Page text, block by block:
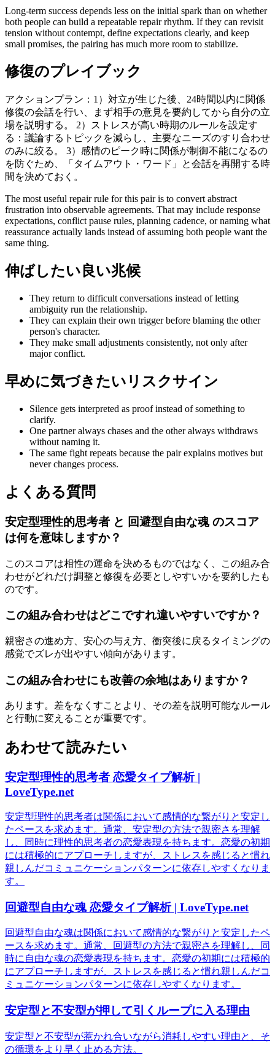
Long-term success depends less on the initial spark than on whether
both people can build a repeatable repair rhythm. If they can revisit
tension without contempt, define expectations clearly, and keep
small promises, the pairing has much more room to stabilize.
修復のプレイブック
アクションプラン：1）対立が生じた後、24時間以内に関係
修復の会話を行い、まず相手の意見を要約してから自分の立
場を説明する。 2）ストレスが高い時期のルールを設定す
る：議論するトピックを減らし、主要なニーズのすり合わせ
のみに絞る。 3）感情のピーク時に関係が制御不能になるの
を防ぐため、「タイムアウト・ワード」と会話を再開する時
間を決めておく。
The most useful repair rule for this pair is to convert abstract
frustration into observable agreements. That may include response
expectations, conflict pause rules, planning cadence, or naming what
reassurance actually lands instead of assuming both people want the
same thing.
伸ばしたい良い兆候
They return to difficult conversations instead of letting
ambiguity run the relationship.
They can explain their own trigger before blaming the other
person's character.
They make small adjustments consistently, not only after
major conflict.
早めに気づきたいリスクサイン
Silence gets interpreted as proof instead of something to
clarify.
One partner always chases and the other always withdraws
without naming it.
The same fight repeats because the pair explains motives but
never changes process.
よくある質問
安定型理性的思考者 と 回避型自由な魂 のスコア
は何を意味しますか？
このスコアは相性の運命を決めるものではなく、この組み合
わせがどれだけ調整と修復を必要としやすいかを要約したも
のです。
この組み合わせはどこですれ違いやすいですか？
親密さの進め方、安心の与え方、衝突後に戻るタイミングの
感覚でズレが出やすい傾向があります。
この組み合わせにも改善の余地はありますか？
あります。差をなくすことより、その差を説明可能なルール
と行動に変えることが重要です。
あわせて読みたい
安定型理性的思考者 恋愛タイプ解析 |
LoveType.net
安定型理性的思考者は関係において感情的な繋がりと安定し
たペースを求めます。通常、安定型の方法で親密さを理解
し、同時に理性的思考者の恋愛表現を持ちます。恋愛の初期
には積極的にアプローチしますが、ストレスを感じると慣れ
親しんだコミュニケーションパターンに依存しやすくなりま
す。
回避型自由な魂 恋愛タイプ解析 | LoveType.net
回避型自由な魂は関係において感情的な繋がりと安定したペ
ースを求めます。通常、回避型の方法で親密さを理解し、同
時に自由な魂の恋愛表現を持ちます。恋愛の初期には積極的
にアプローチしますが、ストレスを感じると慣れ親しんだコ
ミュニケーションパターンに依存しやすくなります。
安定型と不安型が押して引くループに入る理由
安定型と不安型が惹かれ合いながら消耗しやすい理由と、そ
の循環をより早く止める方法。